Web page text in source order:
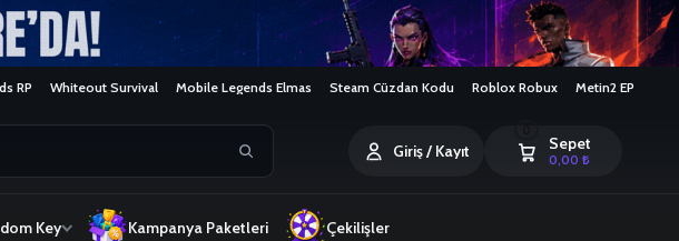
RP Whiteout Survival Mobile Legends Elmas Steam Cüzdan Kodu Roblox Robux Metin2 EP
Giriş / Kayıt Sepet
0,00₺
Key Kampanya Paketleri Çekilişler